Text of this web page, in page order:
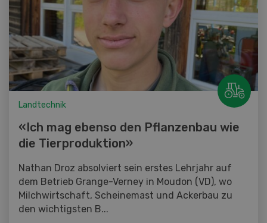
Landtechnik
«Ich mag ebenso den Pflanzenbau wie
die Tierproduktion»
Nathan Droz absolviert sein erstes Lehrjahr auf
dem Betrieb Grange-Verney in Moudon (VD), wo
Milchwirtschaft, Scheinemast und Ackerbau zu
den wichtigsten B...